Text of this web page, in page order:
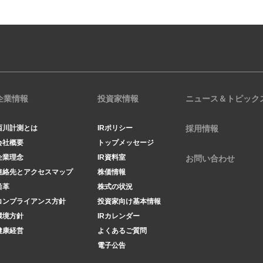
業情報
川計測とは
社概要
業理念
絡先とアクセスマップ
革
ンプライアンス方針
境方針
康経営
投資家情報
IRポリシー
トップメッセージ
IR資料室
株価情報
株式の状況
投資家向け基本情報
IRカレンダー
よくあるご質問
電子公告
ニュース＆トピック
採用情報
お問い合わせ